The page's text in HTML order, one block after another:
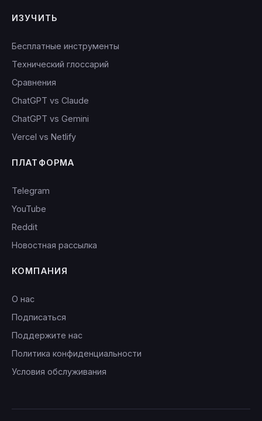
ИЗУЧИТЬ
Бесплатные инструменты
Технический глоссарий
Сравнения
ChatGPT vs Claude
ChatGPT vs Gemini
Vercel vs Netlify
ПЛАТФОРМА
Telegram
YouTube
Reddit
Новостная рассылка
КОМПАНИЯ
О нас
Подписаться
Поддержите нас
Политика конфиденциальности
Условия обслуживания